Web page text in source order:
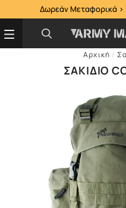
Δωρεάν Μεταφορικά >
Αρχική /
ΣΑΚΊΔΙΟ